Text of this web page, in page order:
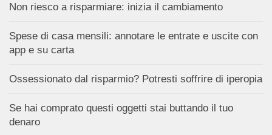
Non riesco a risparmiare: inizia il cambiamento
Spese di casa mensili: annotare le entrate e uscite con
app e su carta
Ossessionato dal risparmio? Potresti soffrire di iperopia
Se hai comprato questi oggetti stai buttando il tuo
denaro